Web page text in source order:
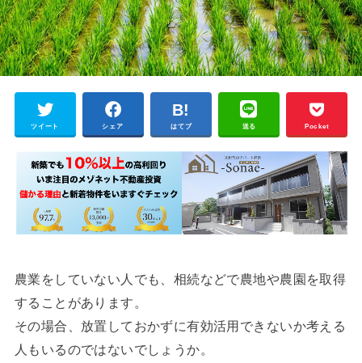
ツイート シェア はてブ 送る Pocket
農業をしていない人でも、相続などで農地や農園を取得
することがあります。
その場合、放置しておかずに有効活用できないか考える
人もいるのではないでしょうか。